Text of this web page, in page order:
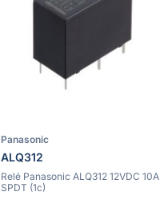
Panasonic
ALQ312
Relé Panasonic ALQ312 12VDC 10A
SPDT (1c)